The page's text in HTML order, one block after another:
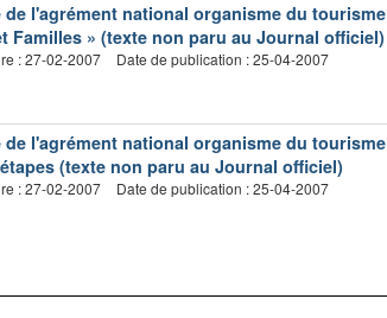
l'agrément national organisme du tourisme
Familles » (texte non paru au Journal officiel)
: 27-02-2007 Date de publication : 25-04-2007
l'agrément national organisme du tourisme
(texte non paru au Journal officiel)
: 27-02-2007 Date de publication : 25-04-2007